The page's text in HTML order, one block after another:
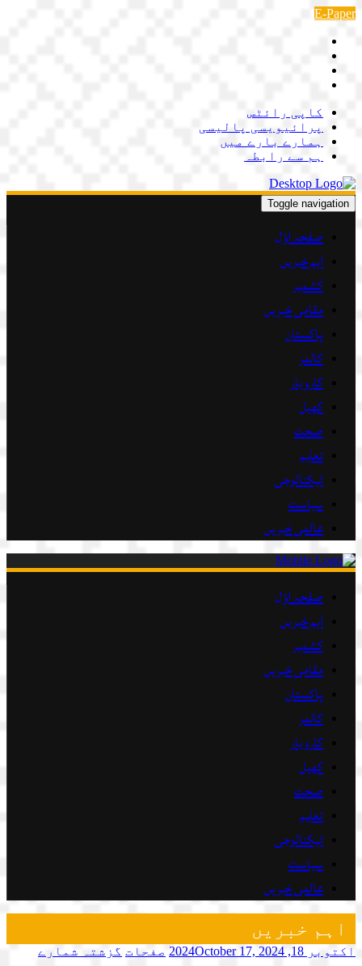
Skip
content
E-Paper
کاپی رائٹس
پرائیویسی پالیسی
ہمارے بارے میں
ہم سے رابطہ
Toggle navigation
صفحہ اوّل
اہم خبریں
کشمیر
مقامی خبریں
پاکستان
کالمز
کاروبار
کھیل
صحت
تعلیم
ٹیکنالوجی
سیاست
عالمی خبریں
صفحہ اوّل
اہم خبریں
کشمیر
مقامی خبریں
پاکستان
کالمز
کاروبار
کھیل
صحت
تعلیم
ٹیکنالوجی
سیاست
عالمی خبریں
اہم خبریں
اکتوبر 18, 2024 October 17, 2024 صفحات گزشتہ شمارے